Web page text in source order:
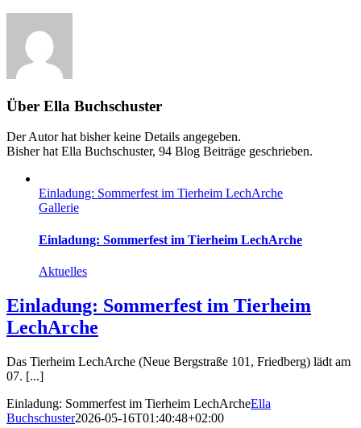
Über Ella Buchschuster
Der Autor hat bisher keine Details angegeben.
Bisher hat Ella Buchschuster, 94 Blog Beiträge geschrieben.
Einladung: Sommerfest im Tierheim LechArche
Gallerie
Einladung: Sommerfest im Tierheim LechArche
Aktuelles
Einladung: Sommerfest im Tierheim
LechArche
Das Tierheim LechArche (Neue Bergstraße 101, Friedberg) lädt am
07. [...]
Einladung: Sommerfest im Tierheim LechArcheElla
Buchschuster2026-05-16T01:40:48+02:00